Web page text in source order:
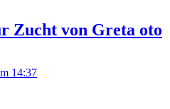
Zucht von Greta oto
14:37